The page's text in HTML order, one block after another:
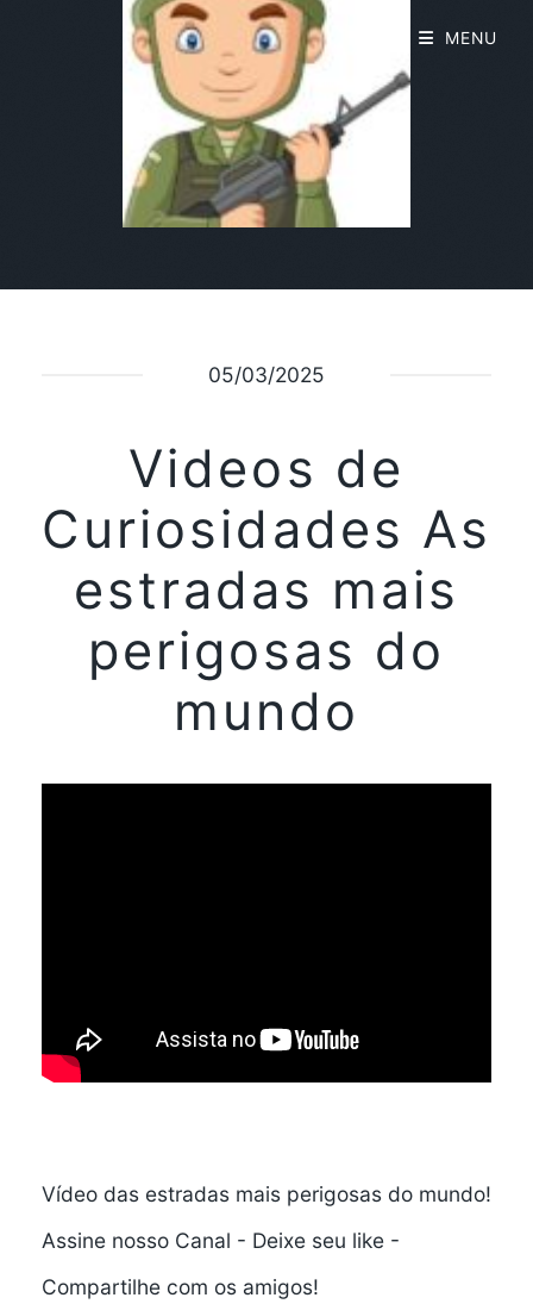
05/03/2025
Videos de
Curiosidades As
estradas mais
perigosas do
mundo
Vídeo das estradas mais perigosas do mundo!
Assine nosso Canal - Deixe seu like -
Compartilhe com os amigos!
MENU